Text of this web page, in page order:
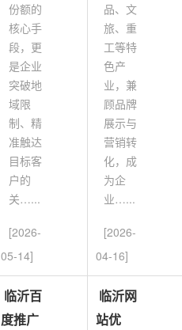
份额的
核心手
段，更
是企业
突破地
域限
制、精
准触达
目标客
户的
关…...
[2026-
05-14]
品、文
旅、重
工等特
色产
业，兼
顾品牌
展示与
营销转
化，成
为企
业…...
[2026-
04-16]
临沂百
度推广
临沂网
站优